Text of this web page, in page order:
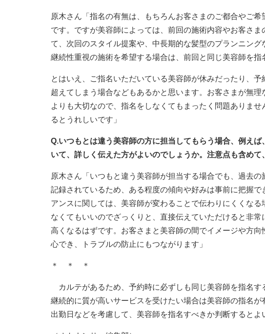
原木さん「指名の有無は、もちろんお客さまのご都合やご
です。ですが美容師によっては、前回の施術内容やお客さ
て、次回のスタイル提案や、中長期的な髪型のプランニン
継続性重視の施術を希望する場合は、前回と同じ美容師を指
とはいえ、ご指名いただいている美容師が休みだったり、
超えてしまう場合などもあるかと思います。お客さまが無
よりも大切なので、指名をしなくてもまったく問題ありま
るとうれしいです」
Q.いつもとは違う美容師の方に担当してもらう場合、例え
いて、詳しく伝えた方がよいのでしょうか。注意点も含めて
原木さん「いつもと違う美容師が担当する場合でも、過去
記録されているため、ある程度の傾向や好みは事前に把握
アンスに関しては、美容師が変わることで伝わりにくくな
なくてもいいのでざっくりと、直接伝えていただけると非
高くなるはずです。お客さまと美容師の間でイメージや方
心でき、トラブルの防止にもつながります」
＊ ＊ ＊
カルテがあるため、予約時に必ずしも同じ美容師を指名す
継続的に質が高いサービスを受けたい場合は美容師の指名
出勤日などを考慮して、美容師を指名すべきか判断するとよ